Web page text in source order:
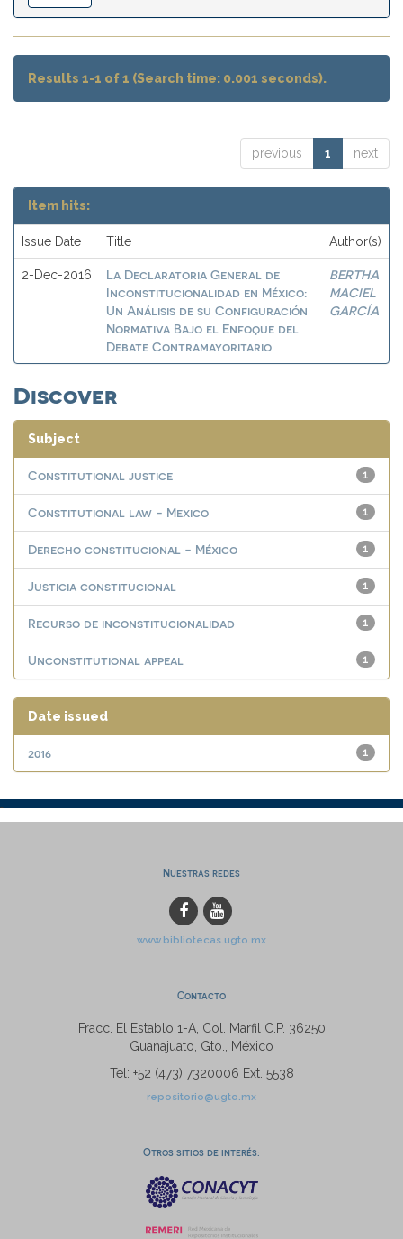
Results 1-1 of 1 (Search time: 0.001 seconds).
previous 1 next
Item hits:
Issue Date Title Author(s)
2-Dec-2016
La Declaratoria General de
Inconstitucionalidad en México:
Un Análisis de su Configuración
Normativa Bajo el Enfoque del
Debate Contramayoritario
BERTHA
MACIEL
GARCÍA
Discover
Subject
1
Constitutional justice
1
Constitutional law - Mexico
1
Derecho constitucional - México
1
Justicia constitucional
1
Recurso de inconstitucionalidad
1
Unconstitutional appeal
Date issued
1
2016
Nuestras redes
www.bibliotecas.ugto.mx
Contacto
Fracc. El Establo 1-A, Col. Marfil C.P. 36250
Guanajuato, Gto., México
Tel: +52 (473) 7320006 Ext. 5538
repositorio@ugto.mx
Otros sitios de interés: